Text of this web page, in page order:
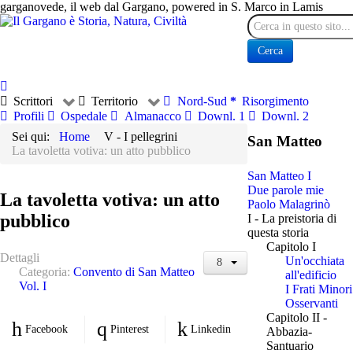
garganovede, il web dal Gargano, powered in S. Marco in Lamis
Cerca
Cerca
Scrittori Territorio Nord-Sud
Risorgimento
Profili
Ospedale Almanacco Downl. 1
Downl. 2
Sei qui:
Home
V - I pellegrini
La tavoletta votiva: un atto pubblico
La tavoletta votiva: un atto
pubblico
Dettagli
Categoria: Convento di San Matteo
Vol. I
Facebook Pinterest Linkedin
San Matteo
San Matteo I
Due parole mie
Paolo Malagrinò
I - La preistoria di
questa storia
Capitolo I
Un'occhiata
all'edificio
I Frati Minori
Osservanti
Capitolo II -
Abbazia-
Santuario